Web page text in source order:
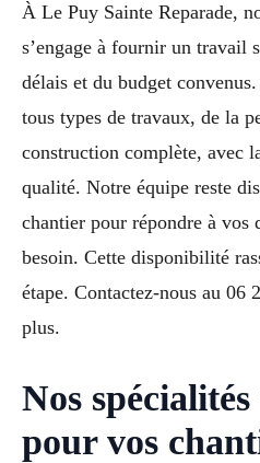
À Le Puy Sainte Reparade,
s’engage à fournir un travail
délais et du budget
tous types de travaux, de la
construction complète, avec
qualité. Notre équipe reste
chantier pour répondre à vos
besoin. Cette disponibilité
étape. Contactez-nous au 06
plus.
Nos
pour vos